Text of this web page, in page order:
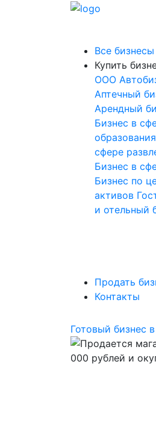
Все бизнесы
Купить
OOO
Аптечный
Арендный
Бизнес в
образования
сфере
Бизнес в
Бизнес по
активов
и отельный
Продать
Контакты
Готовый бизнес